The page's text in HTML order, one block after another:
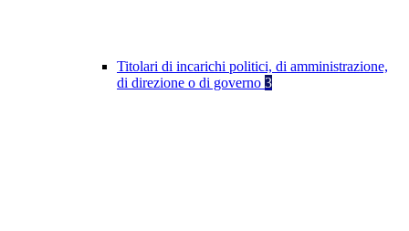
Titolari di incarichi politici, di amministrazione,
di direzione o di governo 3